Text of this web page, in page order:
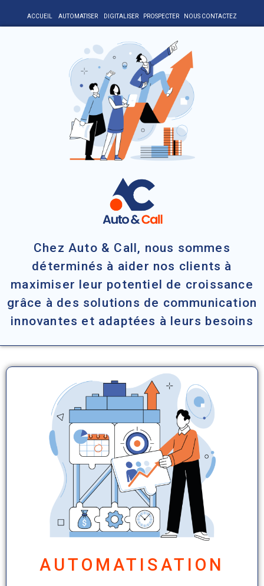
ACCUEIL AUTOMATISER DIGITALISER PROSPECTER NOUS CONTACTEZ
Chez Auto & Call, nous sommes
déterminés à aider nos clients à
maximiser leur potentiel de croissance
grâce à des solutions de communication
innovantes et adaptées à leurs besoins
AUTOMATISATION